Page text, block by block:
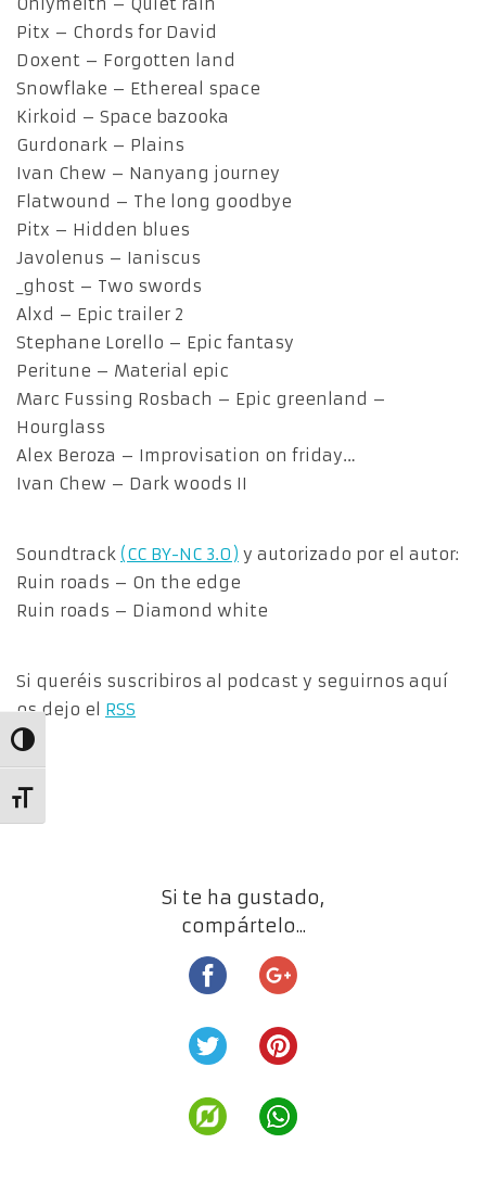
Alternar alto contraste
Alternar tamaño de letra
Pitx – Chords for David
Doxent – Forgotten land
Snowflake – Ethereal space
Kirkoid – Space bazooka
Gurdonark – Plains
Ivan Chew – Nanyang journey
Flatwound – The long goodbye
Pitx – Hidden blues
Javolenus – Ianiscus
_ghost – Two swords
Alxd – Epic trailer 2
Stephane Lorello – Epic fantasy
Peritune – Material epic
Marc Fussing Rosbach – Epic greenland –
Hourglass
Alex Beroza – Improvisation on friday…
Ivan Chew – Dark woods II
Soundtrack (CC BY-NC 3.0) y autorizado por el autor:
Ruin roads – On the edge
Ruin roads – Diamond white
Si queréis suscribiros al podcast y seguirnos aquí
os dejo el RSS
Si te ha gustado,
compártelo...